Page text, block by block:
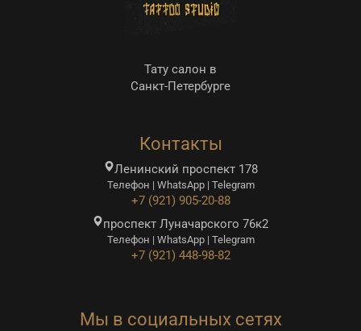
Тату салон в
Санкт-Петербурге
Контакты
Ленинский проспект 178
Телефон | WhatsApp | Telegram
+7 (921) 905-20-88
проспект Луначарского 76к2
Телефон | WhatsApp | Telegram
+7 (921) 448-98-82
Мы в социальных сетях